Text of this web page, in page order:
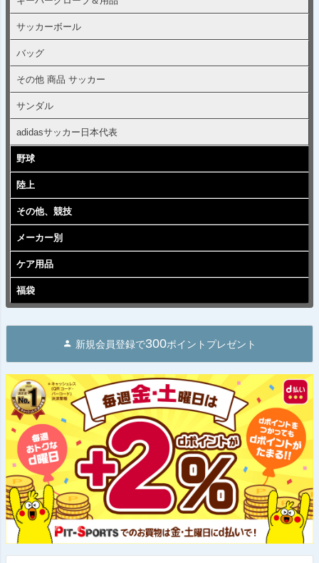
サッカーボール
バッグ
その他 商品 サッカー
サンダル
adidasサッカー日本代表
野球
陸上
その他、競技
メーカー別
ケア用品
福袋
新規会員登録で300ポイントプレゼント